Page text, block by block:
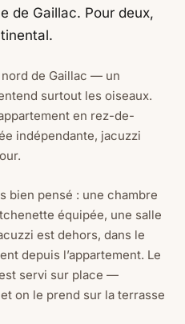
de Gaillac. Pour deux,
de Gaillac — un
surtout les oiseaux.
en rez-de-
indépendante, jacuzzi
bien pensé : une chambre
équipée, une salle
est dehors, dans le
depuis l’appartement. Le
servi sur place —
on le prend sur la terrasse